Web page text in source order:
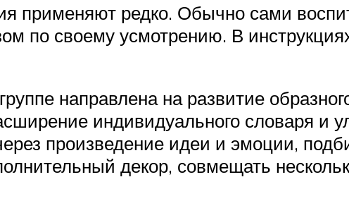
применяют редко. Обычно сами
по своему усмотрению. В
направлена на развитие
индивидуального словаря и
произведение идеи и эмоции,
декор, совмещать